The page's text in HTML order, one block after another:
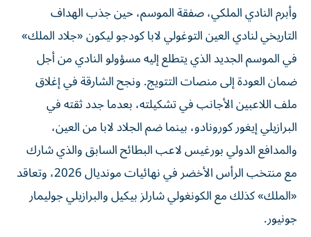
وأبرم النادي الملكي، صفقة الموسم، حين جذب الهداف
التاريخي لنادي العين التوغولي لابا كودجو ليكون «جلاد الملك»
في الموسم الجديد الذي يتطلع إليه مسؤولو النادي من أجل
ضمان العودة إلى منصات التتويج. ونجح الشارقة في إغلاق
ملف اللاعبين الأجانب في تشكيلته، بعدما جدد ثقته في
البرازيلي إيغور كورونادو، بينما ضم الجلاد لابا من العين،
والمدافع الدولي بورغيس لاعب البطائح السابق والذي شارك
مع منتخب الرأس الأخضر في نهائيات مونديال 2026، وتعاقد
«الملك» كذلك مع الكونغولي شارلز بيكيل والبرازيلي جوليمار
جونيور.